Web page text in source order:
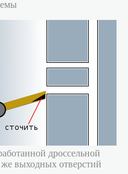
дроссельной
же выходных отверстий